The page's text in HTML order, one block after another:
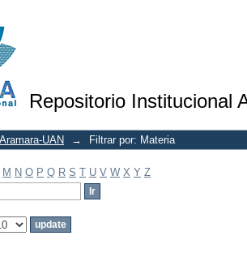
Repositorio Institucional
UAN → Filtrar por: Materia
M N O P Q R S T U V W X Y Z